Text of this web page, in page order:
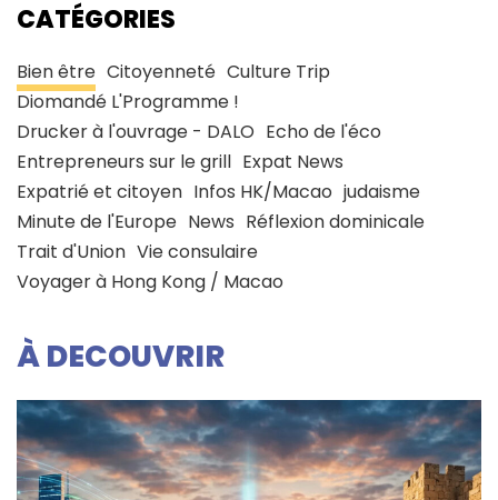
CATÉGORIES
Bien être Citoyenneté Culture Trip
Diomandé L'Programme !
Drucker à l'ouvrage - DALO Echo de l'éco
Entrepreneurs sur le grill Expat News
Expatrié et citoyen Infos HK/Macao judaisme
Minute de l'Europe News Réflexion dominicale
Trait d'Union Vie consulaire
Voyager à Hong Kong / Macao
À DECOUVRIR